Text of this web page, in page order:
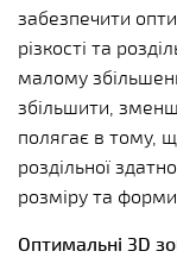
забезпечити
різкості та
малому
збільшити,
полягає в тому,
роздільної
розміру та
Оптимальні 3D